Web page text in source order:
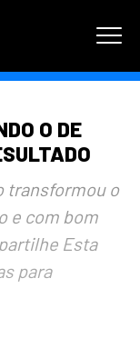
O DE
transformou o
e com bom
Esta
para